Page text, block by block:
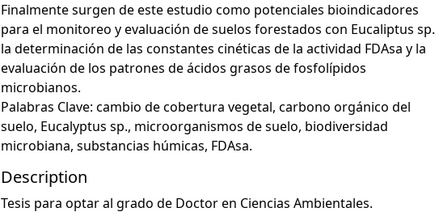
Finalmente surgen de este estudio como potenciales bioindicadores
para el monitoreo y evaluación de suelos forestados con Eucaliptus sp.
la determinación de las constantes cinéticas de la actividad FDAsa y la
evaluación de los patrones de ácidos grasos de fosfolípidos
microbianos.
Palabras Clave: cambio de cobertura vegetal, carbono orgánico del
suelo, Eucalyptus sp., microorganismos de suelo, biodiversidad
microbiana, substancias húmicas, FDAsa.
Description
Tesis para optar al grado de Doctor en Ciencias Ambientales.